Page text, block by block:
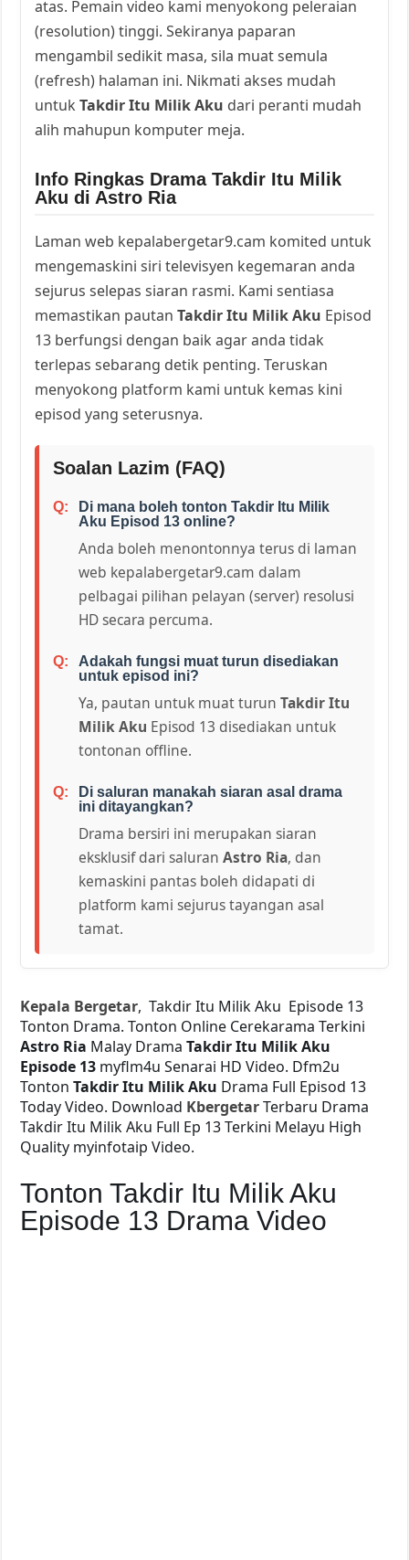
atas. Pemain video kami menyokong peleraian
(resolution) tinggi. Sekiranya paparan
mengambil sedikit masa, sila muat semula
(refresh) halaman ini. Nikmati akses mudah
untukTakdir Itu Milik Aku dari peranti mudah
alih mahupun komputer meja.
Info Ringkas Drama Takdir Itu Milik
Aku di Astro Ria
Laman web kepalabergetar9.cam komited untuk
mengemaskini siri televisyen kegemaran anda
sejurus selepas siaran rasmi. Kami sentiasa
memastikan pautanTakdir Itu Milik Aku Episod
13 berfungsi dengan baik agar anda tidak
terlepas sebarang detik penting. Teruskan
menyokong platform kami untuk kemas kini
episod yang seterusnya.
Soalan Lazim (FAQ)
Di mana boleh tonton Takdir Itu Milik
Aku Episod 13 online?
Anda boleh menontonnya terus di laman
web kepalabergetar9.cam dalam
pelbagai pilihan pelayan (server) resolusi
HD secara percuma.
Adakah fungsi muat turun disediakan
untuk episod ini?
Ya, pautan untuk muat turunTakdir Itu
Milik Aku Episod 13 disediakan untuk
tontonan offline.
Di saluran manakah siaran asal drama
ini ditayangkan?
Drama bersiri ini merupakan siaran
eksklusif dari saluranAstro Ria, dan
kemaskini pantas boleh didapati di
platform kami sejurus tayangan asal
tamat.
Kepala Bergetar, Takdir Itu Milik Aku Episode 13
Tonton Drama. Tonton Online Cerekarama Terkini
Astro Ria Malay DramaTakdir Itu Milik Aku
Episode 13 myflm4u Senarai HD Video. Dfm2u
TontonTakdir Itu Milik Aku Drama Full Episod 13
Today Video. Download KbergetarTerbaru Drama
Takdir Itu Milik Aku Full Ep 13 Terkini Melayu High
Quality myinfotaip Video.
Tonton Takdir Itu Milik Aku
Episode 13 Drama Video